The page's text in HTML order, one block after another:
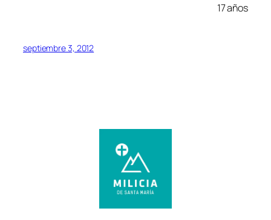
17 años
septiembre 3, 2012